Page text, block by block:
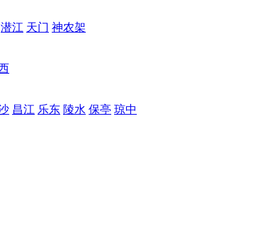
潜江 天门 神农架
昌江 乐东 陵水 保亭 琼中